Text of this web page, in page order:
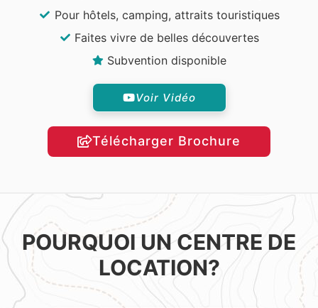
Pour hôtels, camping, attraits touristiques
Faites vivre de belles découvertes
Subvention disponible
Voir Vidéo
Télécharger Brochure
POURQUOI UN CENTRE DE
LOCATION?